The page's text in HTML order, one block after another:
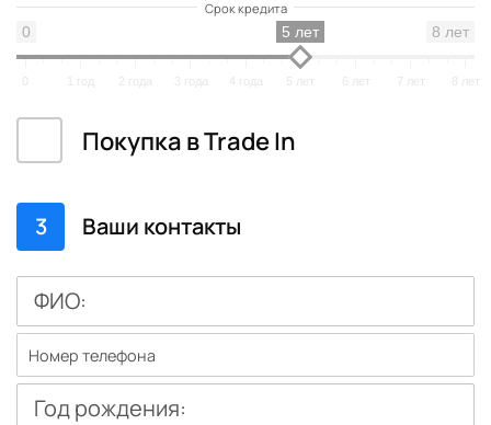
0 8 лет
5 лет
1 год 2 года 3 года 4 года 5 лет 6 лет 7 лет 8 лет
Покупка в Trade In
3 Ваши контакты
ФИО:
Год рождения: